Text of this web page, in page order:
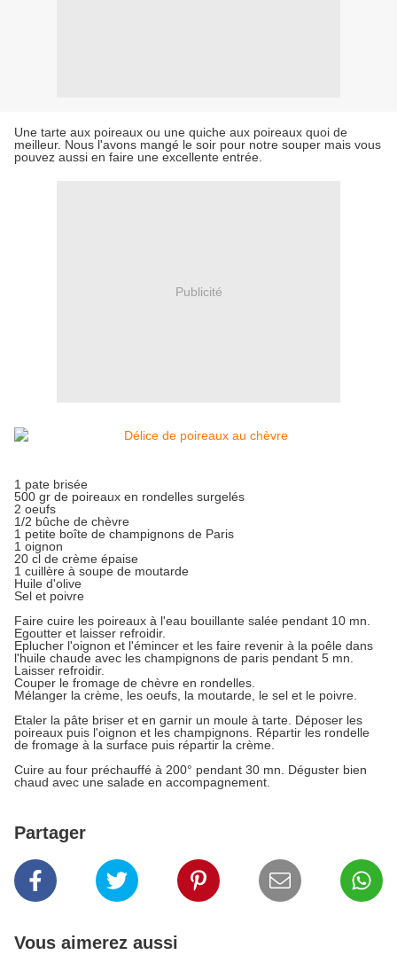
Une tarte aux poireaux ou une quiche aux poireaux quoi de
meilleur. Nous l'avons mangé le soir pour notre souper mais vous
pouvez aussi en faire une excellente entrée.
Publicité
1 pate brisée
500 gr de poireaux en rondelles surgelés
2 oeufs
1/2 bûche de chèvre
1 petite boîte de champignons de Paris
1 oignon
20 cl de crème épaise
1 cuillère à soupe de moutarde
Huile d'olive
Sel et poivre
Faire cuire les poireaux à l'eau bouillante salée pendant 10 mn.
Egoutter et laisser refroidir.
Eplucher l'oignon et l'émincer et les faire revenir à la poêle dans
l'huile chaude avec les champignons de paris pendant 5 mn.
Laisser refroidir.
Couper le fromage de chèvre en rondelles.
Mélanger la crème, les oeufs, la moutarde, le sel et le poivre.
Etaler la pâte briser et en garnir un moule à tarte. Déposer les
poireaux puis l'oignon et les champignons. Répartir les rondelle
de fromage à la surface puis répartir la crème.
Cuire au four préchauffé à 200° pendant 30 mn. Déguster bien
chaud avec une salade en accompagnement.
Partager
Vous aimerez aussi